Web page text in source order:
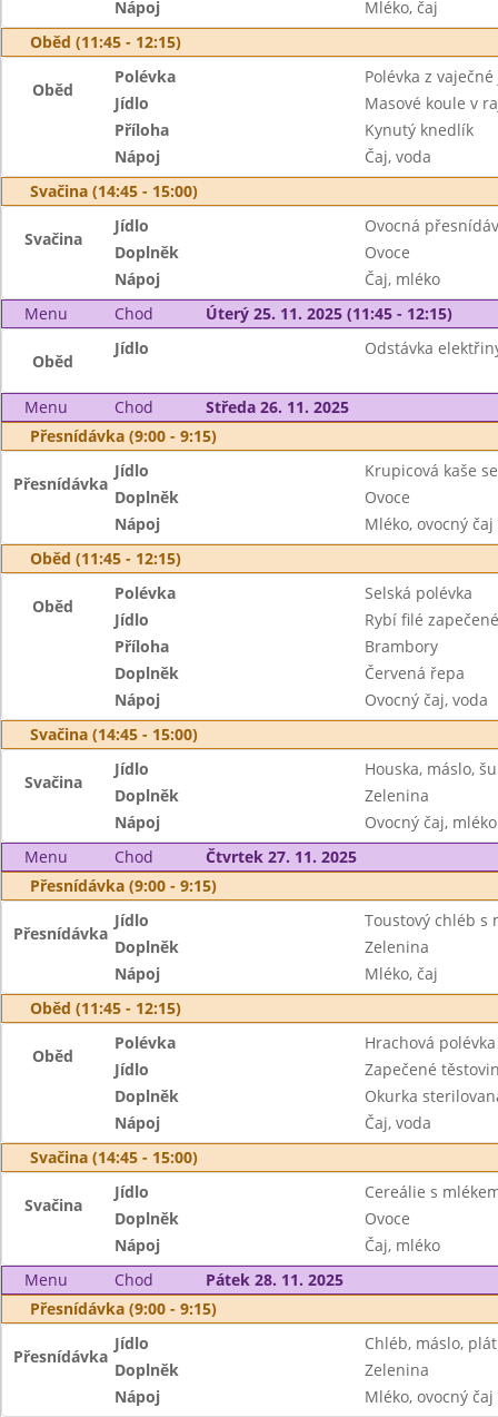
Nápoj
Mléko, čaj
Oběd (11:45 - 12:15)
Oběd
Polévka
Polévka z
Jídlo
Masové koule v
Příloha
Kynutý knedlík
Nápoj
Čaj, voda
Svačina (14:45 - 15:00)
Svačina
Jídlo
Ovocná
Doplněk
Ovoce
Nápoj
Čaj, mléko
Menu
Chod Úterý 25. 11. 2025 (11:45 - 12:15)
Oběd
Jídlo Odstávka
Menu Chod
Středa 26. 11. 2025
Přesnídávka (9:00 - 9:15)
Přesnídávka
Jídlo
Krupicová kaše
Doplněk
Ovoce
Nápoj
Mléko, ovocný čaj
Oběd (11:45 - 12:15)
Oběd
Polévka
Selská polévka
Jídlo
Rybí filé
Příloha
Brambory
Doplněk
Červená řepa
Nápoj
Ovocný čaj, voda
Svačina (14:45 - 15:00)
Svačina
Jídlo
Houska, máslo,
Doplněk
Zelenina
Nápoj
Ovocný čaj, mléko
Menu
Chod
Čtvrtek 27. 11. 2025
Přesnídávka (9:00 - 9:15)
Přesnídávka
Jídlo
Toustový chléb s
Doplněk
Zelenina
Nápoj
Mléko, čaj
Oběd (11:45 - 12:15)
Oběd
Polévka
Hrachová polévka
Jídlo
Zapečené
Doplněk
Okurka
Nápoj
Čaj, voda
Svačina (14:45 - 15:00)
Svačina
Jídlo
Cereálie s
Doplněk
Ovoce
Nápoj
Čaj, mléko
Menu
Chod
Pátek 28. 11. 2025
Přesnídávka (9:00 - 9:15)
Přesnídávka
Jídlo
Chléb, máslo,
Doplněk
Zelenina
Nápoj
Mléko, ovocný čaj